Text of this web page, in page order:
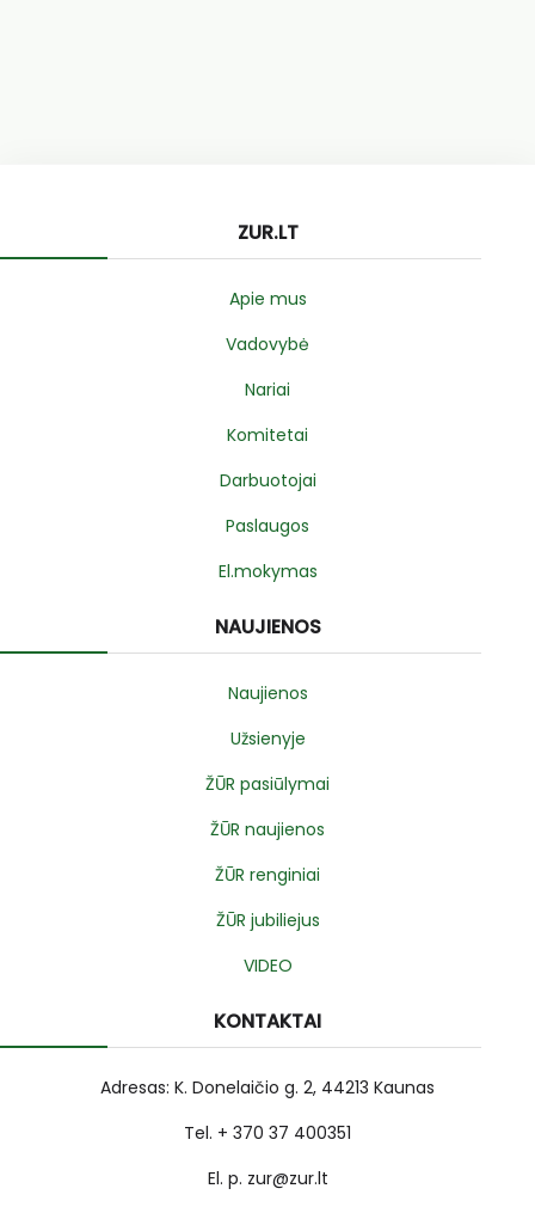
ZUR.LT
Apie mus
Vadovybė
Nariai
Komitetai
Darbuotojai
Paslaugos
El.mokymas
NAUJIENOS
Naujienos
Užsienyje
ŽŪR pasiūlymai
ŽŪR naujienos
ŽŪR renginiai
ŽŪR jubiliejus
VIDEO
KONTAKTAI
Adresas: K. Donelaičio g. 2, 44213 Kaunas
Tel. + 370 37 400351
El. p. zur@zur.lt